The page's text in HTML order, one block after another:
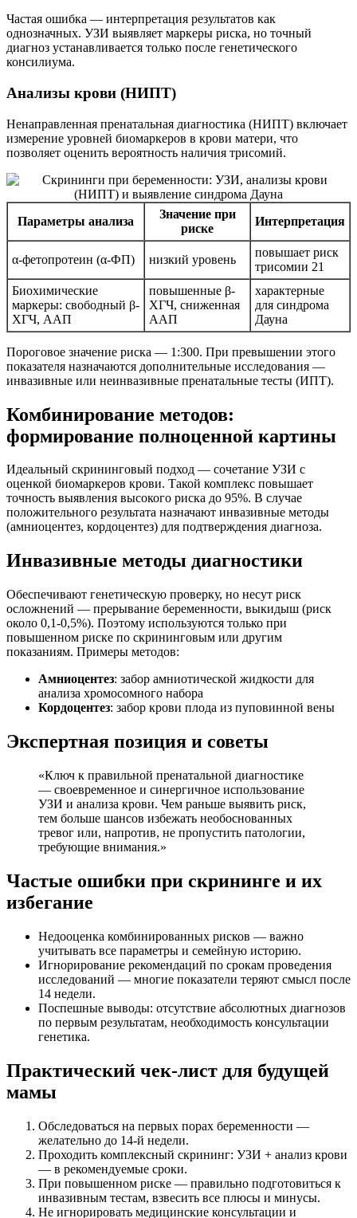
Частая ошибка — интерпретация результатов как
однозначных. УЗИ выявляет маркеры риска, но точный
диагноз устанавливается только после генетического
консилиума.
Анализы крови (НИПТ)
Ненаправленная пренатальная диагностика (НИПТ) включает
измерение уровней биомаркеров в крови матери, что
позволяет оценить вероятность наличия трисомий.
Параметры анализа
Значение при
риске
Интерпретация
α-фетопротеин (α-ФП) низкий уровень
повышает риск
трисомии 21
Биохимические
маркеры: свободный β-
ХГЧ, ААП
повышенные β-
ХГЧ, сниженная
ААП
характерные
для синдрома
Дауна
Пороговое значение риска — 1:300. При превышении этого
показателя назначаются дополнительные исследования —
инвазивные или неинвазивные пренатальные тесты (ИПТ).
Комбинирование методов:
формирование полноценной картины
Идеальный скрининговый подход — сочетание УЗИ с
оценкой биомаркеров крови. Такой комплекс повышает
точность выявления высокого риска до 95%. В случае
положительного результата назначают инвазивные методы
(амниоцентез, кордоцентез) для подтверждения диагноза.
Инвазивные методы диагностики
Обеспечивают генетическую проверку, но несут риск
осложнений — прерывание беременности, выкидыш (риск
около 0,1-0,5%). Поэтому используются только при
повышенном риске по скрининговым или другим
показаниям. Примеры методов:
Амниоцентез: забор амниотической жидкости для
анализа хромосомного набора
Кордоцентез: забор крови плода из пуповинной вены
Экспертная позиция и советы
«Ключ к правильной пренатальной диагностике
— своевременное и синергичное использование
УЗИ и анализа крови. Чем раньше выявить риск,
тем больше шансов избежать необоснованных
тревог или, напротив, не пропустить патологии,
требующие внимания.»
Частые ошибки при скрининге и их
избегание
Недооценка комбинированных рисков — важно
учитывать все параметры и семейную историю.
Игнорирование рекомендаций по срокам проведения
исследований — многие показатели теряют смысл после
14 недели.
Поспешные выводы: отсутствие абсолютных диагнозов
по первым результатам, необходимость консультации
генетика.
Практический чек-лист для будущей
мамы
Обследоваться на первых порах беременности —
желательно до 14-й недели.
Проходить комплексный скрининг: УЗИ + анализ крови
— в рекомендуемые сроки.
При повышенном риске — правильно подготовиться к
инвазивным тестам, взвесить все плюсы и минусы.
Не игнорировать медицинские консультации и